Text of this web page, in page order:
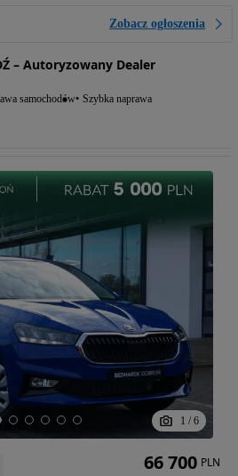
Zobacz ogłoszenia
– Autoryzowany Dealer
samochodów Szybka naprawa
1 / 6
66 700 PLN